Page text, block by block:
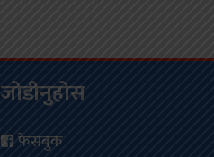
जोडीनुहोस
फेसबुक